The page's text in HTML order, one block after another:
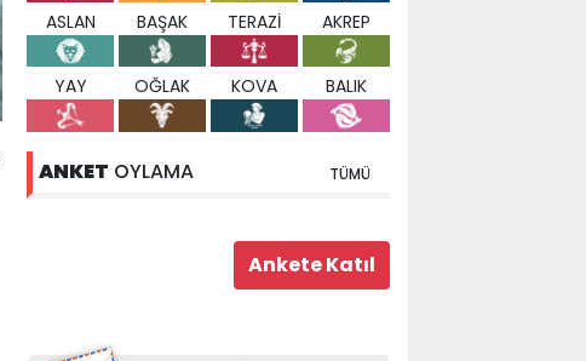
ASLAN BAŞAK TERAZİ AKREP
YAY OĞLAK KOVA BALIK
ANKET OYLAMA TÜMÜ